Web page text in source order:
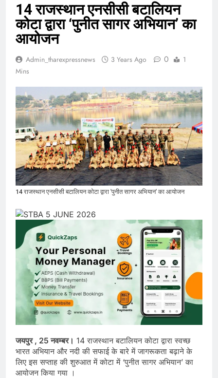
14 राजस्थान एनसीसी बटालियन
कोटा द्वारा ‘पुनीत सागर अभियान’ का
आयोजन
Admin_tharexpressnews 3 Years Ago 0
1
Mins
14 राजस्थान एनसीसी बटालियन कोटा द्वारा 'पुनीत सागर अभियान' का आयोजन
जयपुर , 25 नवम्बर। 14 राजस्थान बटालियन कोटा द्वारा स्वच्छ
भारत अभियान और नदी की सफाई के बारे में जागरूकता बढ़ाने के
लिए इस सप्ताह की शुरुआत में कोटा में ‘पुनीत सागर अभियान’ का
आयोजन किया गया ।